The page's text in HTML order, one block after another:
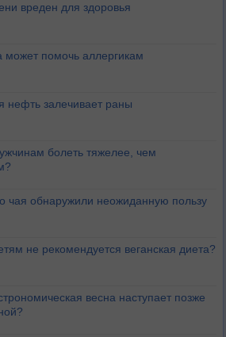
вреден для здоровья
может помочь аллергикам
нефть залечивает раны
болеть тяжелее, чем
чая обнаружили неожиданную пользу
не рекомендуется веганская диета?
весна наступает позже